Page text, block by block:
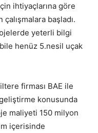
ihtiyaçlarına göre
başladı.
yeterli bilgi
henüz 5.nesil uçak
firması BAE ile
konusunda
maliyeti 150 milyon
içerisinde